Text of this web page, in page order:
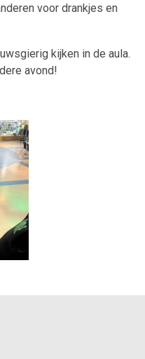
voor drankjes en
kijken in de aula.
avond!